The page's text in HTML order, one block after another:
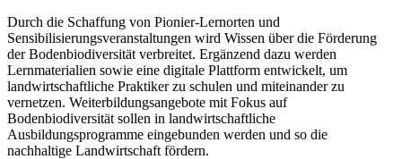
Durch die Schaffung von Pionier-Lernorten und
Sensibilisierungsveranstaltungen wird Wissen über die Förderung
der Bodenbiodiversität verbreitet. Ergänzend dazu werden
Lernmaterialien sowie eine digitale Plattform entwickelt, um
landwirtschaftliche Praktiker zu schulen und miteinander zu
vernetzen. Weiterbildungsangebote mit Fokus auf
Bodenbiodiversität sollen in landwirtschaftliche
Ausbildungsprogramme eingebunden werden und so die
nachhaltige Landwirtschaft fördern.